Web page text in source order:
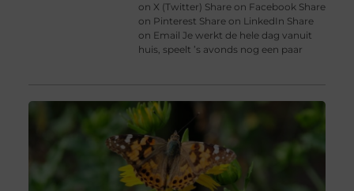
on X (Twitter) Share on Facebook Share
on Pinterest Share on LinkedIn Share
on Email Je werkt de hele dag vanuit
huis, speelt ’s avonds nog een paar